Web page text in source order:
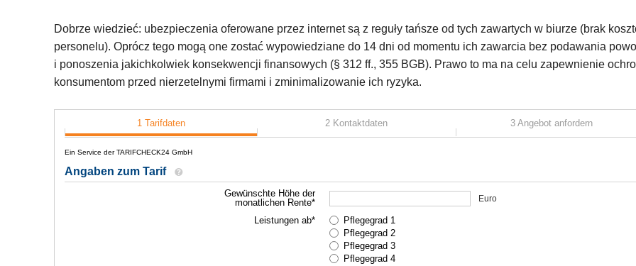
Dobrze wiedzieć: ubezpieczenia oferowane przez internet są z reguły tańsze od tych zawartych w biurze (brak
personelu). Oprócz tego mogą one zostać wypowiedziane do 14 dni od momentu ich zawarcia bez podawania
i ponoszenia jakichkolwiek konsekwencji finansowych (§ 312 ff., 355 BGB). Prawo to ma na celu zapewnienie
konsumentom przed nierzetelnymi firmami i zminimalizowanie ich ryzyka.